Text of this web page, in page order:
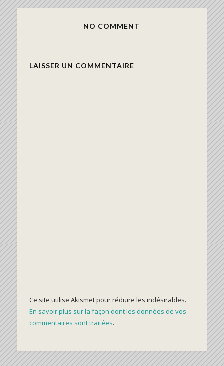
NO COMMENT
LAISSER UN COMMENTAIRE
Ce site utilise Akismet pour réduire les indésirables.
En savoir plus sur la façon dont les données de vos
commentaires sont traitées.